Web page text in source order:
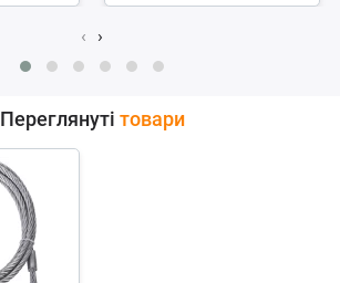
‹ ›
Переглянуті товари